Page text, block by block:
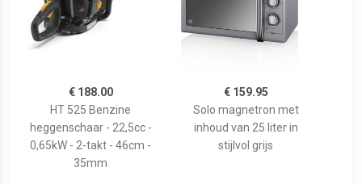
€ 188.00
HT 525 Benzine
heggenschaar - 22,5cc -
0,65kW - 2-takt - 46cm -
35mm
€ 159.95
Solo magnetron met
inhoud van 25 liter in
stijlvol grijs